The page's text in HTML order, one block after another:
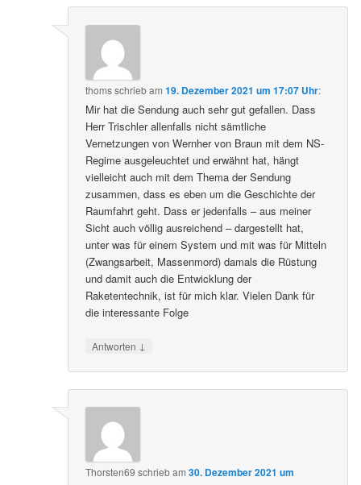
thomsschriebam19. Dezember 2021 um 17:07 Uhr:
Mir hat die Sendung auch sehr gut gefallen. Dass
Herr Trischler allenfalls nicht sämtliche
Vernetzungen von Wernher von Braun mit dem NS-
Regime ausgeleuchtet und erwähnt hat, hängt
vielleicht auch mit dem Thema der Sendung
zusammen, dass es eben um die Geschichte der
Raumfahrt geht. Dass er jedenfalls – aus meiner
Sicht auch völlig ausreichend – dargestellt hat,
unter was für einem System und mit was für Mitteln
(Zwangsarbeit, Massenmord) damals die Rüstung
und damit auch die Entwicklung der
Raketentechnik, ist für mich klar. Vielen Dank für
die interessante Folge
Antworten ↓
Thorsten69 schriebam30. Dezember 2021 um